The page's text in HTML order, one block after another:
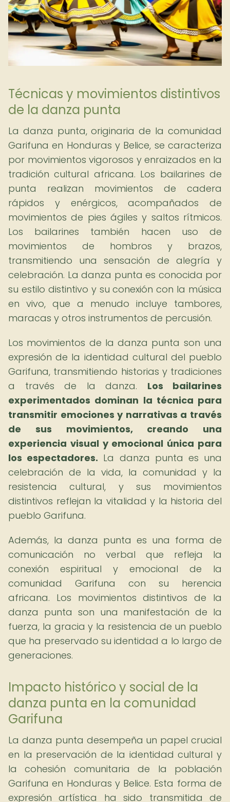
Técnicas y movimientos distintivos
de la danza punta
La danza punta, originaria de la comunidad
Garifuna en Honduras y Belice, se caracteriza
por movimientos vigorosos y enraizados en la
tradición cultural africana. Los bailarines de
punta realizan movimientos de cadera
rápidos y enérgicos, acompañados de
movimientos de pies ágiles y saltos rítmicos.
Los bailarines también hacen uso de
movimientos de hombros y brazos,
transmitiendo una sensación de alegría y
celebración. La danza punta es conocida por
su estilo distintivo y su conexión con la música
en vivo, que a menudo incluye tambores,
maracas y otros instrumentos de percusión.
Los movimientos de la danza punta son una
expresión de la identidad cultural del pueblo
Garifuna, transmitiendo historias y tradiciones
a través de la danza. Los bailarines
experimentados dominan la técnica para
transmitir emociones y narrativas a través
de sus movimientos, creando una
experiencia visual y emocional única para
los espectadores. La danza punta es una
celebración de la vida, la comunidad y la
resistencia cultural, y sus movimientos
distintivos reflejan la vitalidad y la historia del
pueblo Garifuna.
Además, la danza punta es una forma de
comunicación no verbal que refleja la
conexión espiritual y emocional de la
comunidad Garifuna con su herencia
africana. Los movimientos distintivos de la
danza punta son una manifestación de la
fuerza, la gracia y la resistencia de un pueblo
que ha preservado su identidad a lo largo de
generaciones.
Impacto histórico y social de la
danza punta en la comunidad
Garifuna
La danza punta desempeña un papel crucial
en la preservación de la identidad cultural y
la cohesión comunitaria de la población
Garifuna en Honduras y Belice. Esta forma de
expresión artística ha sido transmitida de